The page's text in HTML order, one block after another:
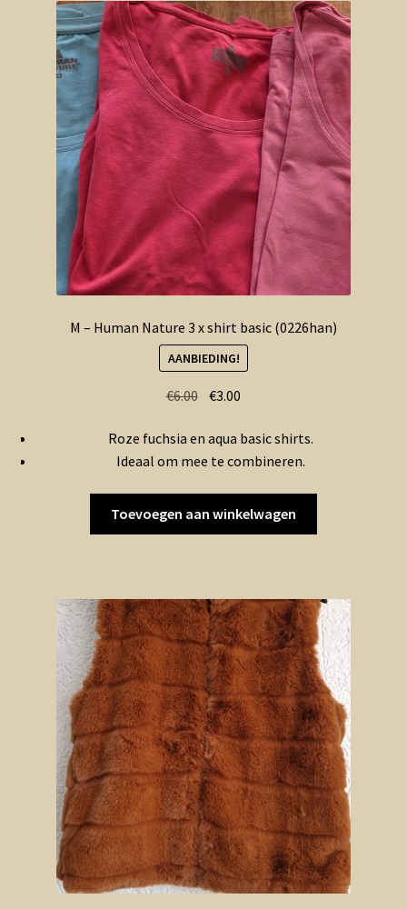
M – Human Nature 3 x shirt basic (0226han)
AANBIEDING!
€6.00 Oorspronkelijke
was:
€6.00.
€3.00
is:
€3.00.
Roze fuchsia en aqua basic shirts.
Ideaal om mee te combineren.
Toevoegen aan winkelwagen